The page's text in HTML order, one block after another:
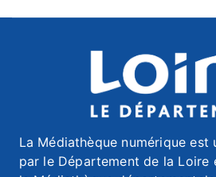
La Médiathèque numérique
par le Département de la